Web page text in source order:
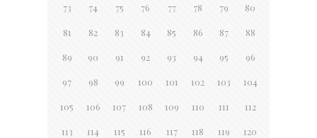
73 74 75 76 77 78 79 80
81 82 83 84 85 86 87 88
89 90 91 92 93 94 95 96
97 98 99 100 101 102 103 104
105 106 107 108 109 110 111 112
113 114 115 116 117 118 119 120